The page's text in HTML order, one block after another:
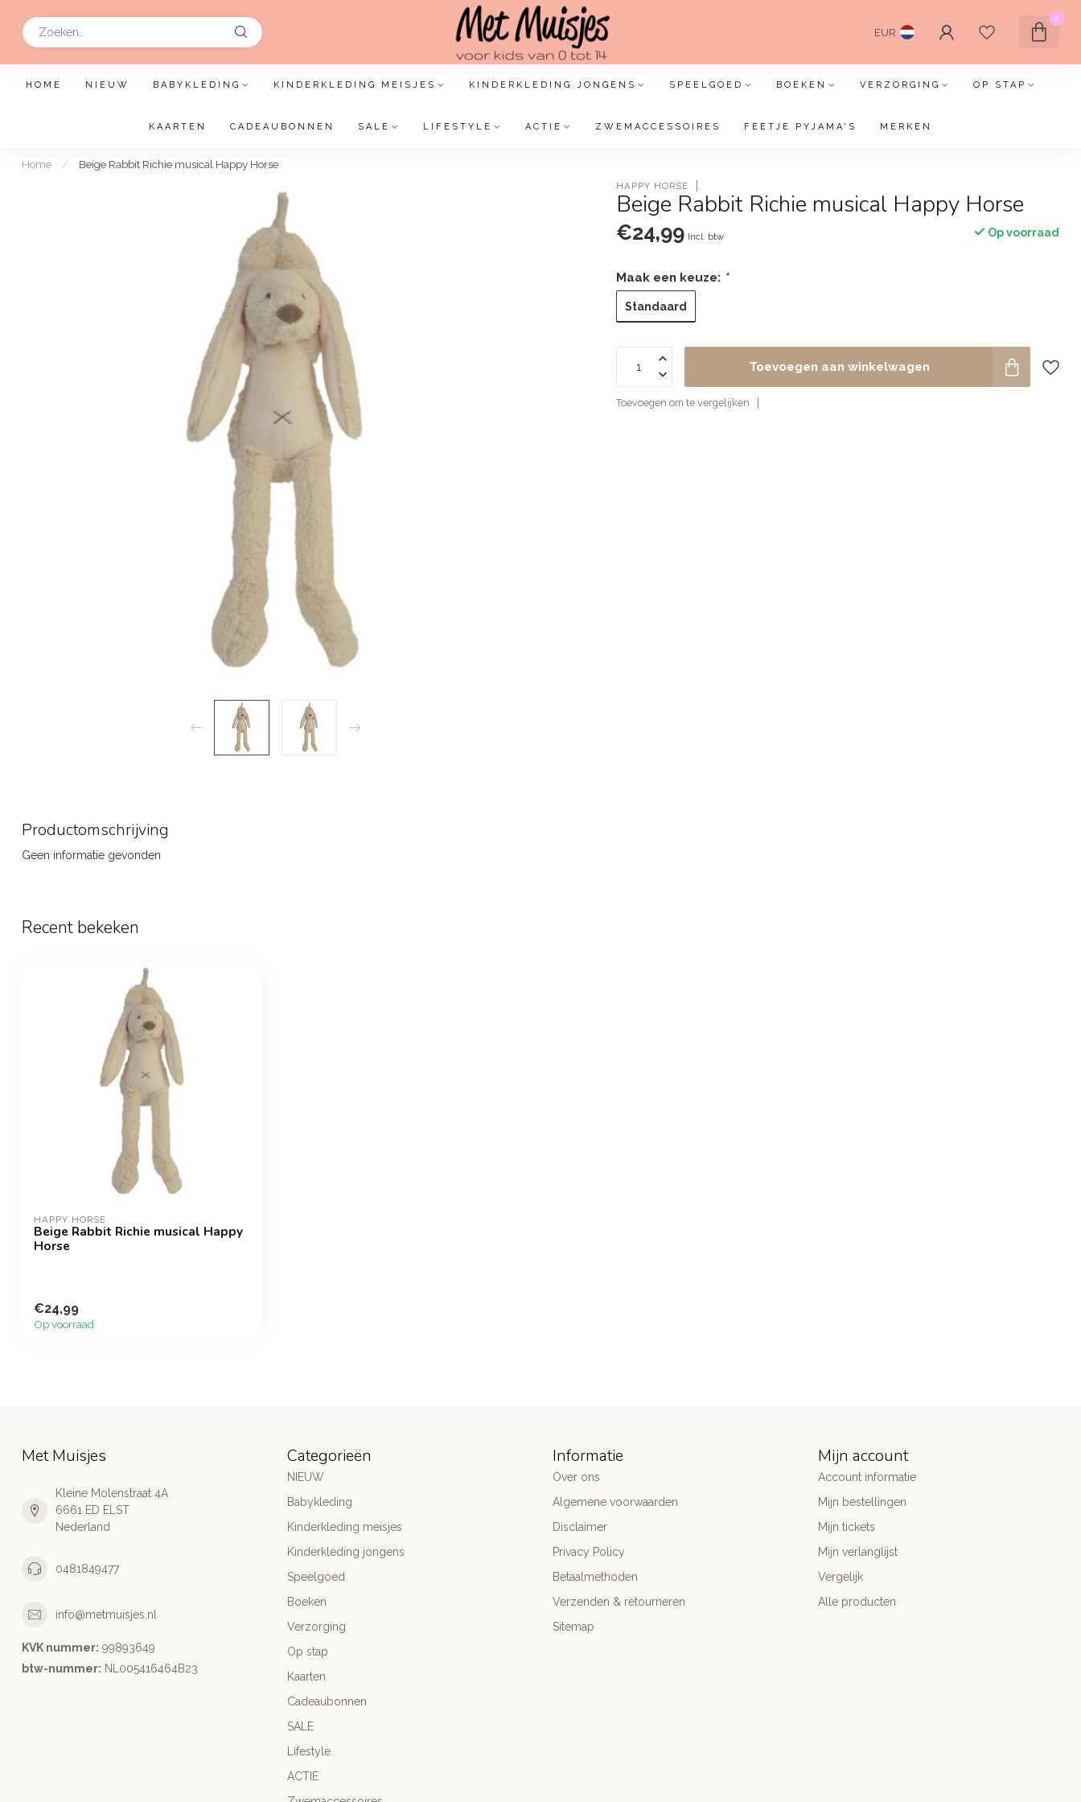
EUR
0
HOME NIEUW BABYKLEDING KINDERKLEDING MEISJES KINDERKLEDING JONGENS SPEELGOED BOEKEN VERZORGING OP STAP
KAARTEN CADEAUBONNEN SALE LIFESTYLE ACTIE ZWEMACCESSOIRES FEETJE PYJAMA'S MERKEN
Home / Beige Rabbit Richie musical Happy Horse
HAPPY HORSE
Beige Rabbit Richie musical Happy Horse
€24,99 Incl. btw Op voorraad
Maak een keuze: *
Standaard
Toevoegen aan winkelwagen
Toevoegen om te vergelijken
Productomschrijving
Geen informatie gevonden
Recent bekeken
HAPPY HORSE
Beige Rabbit Richie musical Happy
Horse
€24,99
Op voorraad
Met Muisjes
Kleine Molenstraat 4A
6661 ED ELST
Nederland
0481849477
info@metmuisjes.nl
KVK nummer: 99893649
btw-nummer: NL005416464B23
Categorieën
NIEUW
Babykleding
Kinderkleding meisjes
Kinderkleding jongens
Speelgoed
Boeken
Verzorging
Op stap
Kaarten
Cadeaubonnen
SALE
Lifestyle
ACTIE
Informatie
Over ons
Algemene voorwaarden
Disclaimer
Privacy Policy
Betaalmethoden
Verzenden & retourneren
Sitemap
Mijn account
Account informatie
Mijn bestellingen
Mijn tickets
Mijn verlanglijst
Vergelijk
Alle producten